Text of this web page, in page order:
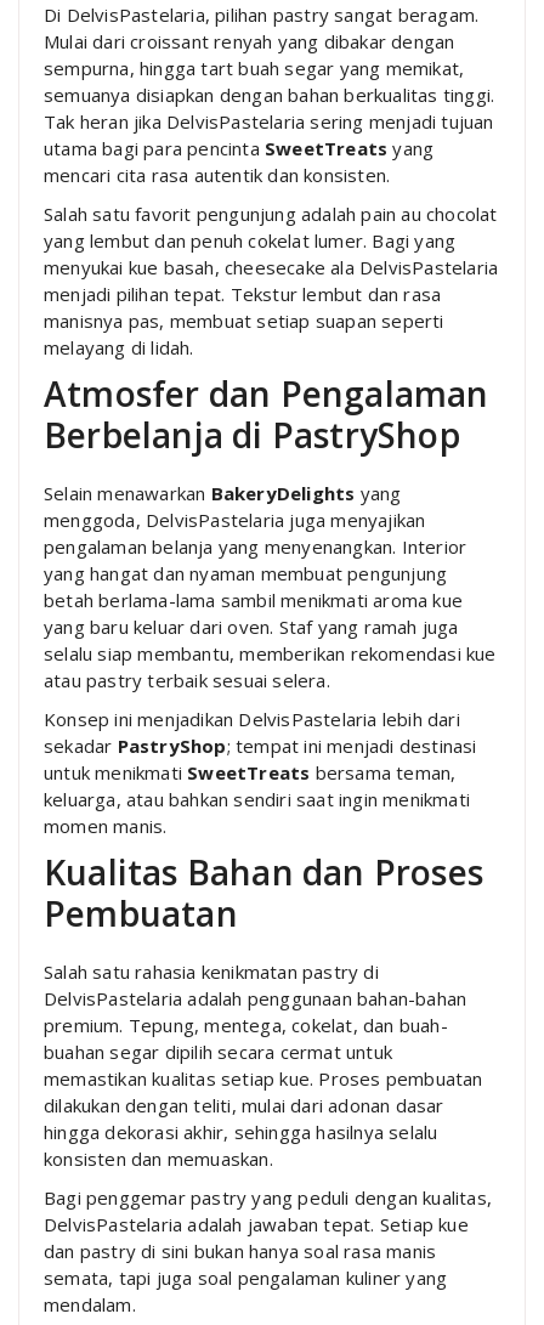
Di DelvisPastelaria, pilihan pastry sangat beragam.
Mulai dari croissant renyah yang dibakar dengan
sempurna, hingga tart buah segar yang memikat,
semuanya disiapkan dengan bahan berkualitas tinggi.
Tak heran jika DelvisPastelaria sering menjadi tujuan
utama bagi para pencinta SweetTreats yang
mencari cita rasa autentik dan konsisten.
Salah satu favorit pengunjung adalah pain au chocolat
yang lembut dan penuh cokelat lumer. Bagi yang
menyukai kue basah, cheesecake ala DelvisPastelaria
menjadi pilihan tepat. Tekstur lembut dan rasa
manisnya pas, membuat setiap suapan seperti
melayang di lidah.
Atmosfer dan Pengalaman
Berbelanja di PastryShop
Selain menawarkan BakeryDelights yang
menggoda, DelvisPastelaria juga menyajikan
pengalaman belanja yang menyenangkan. Interior
yang hangat dan nyaman membuat pengunjung
betah berlama-lama sambil menikmati aroma kue
yang baru keluar dari oven. Staf yang ramah juga
selalu siap membantu, memberikan rekomendasi kue
atau pastry terbaik sesuai selera.
Konsep ini menjadikan DelvisPastelaria lebih dari
sekadar PastryShop; tempat ini menjadi destinasi
untuk menikmati SweetTreats bersama teman,
keluarga, atau bahkan sendiri saat ingin menikmati
momen manis.
Kualitas Bahan dan Proses
Pembuatan
Salah satu rahasia kenikmatan pastry di
DelvisPastelaria adalah penggunaan bahan-bahan
premium. Tepung, mentega, cokelat, dan buah-
buahan segar dipilih secara cermat untuk
memastikan kualitas setiap kue. Proses pembuatan
dilakukan dengan teliti, mulai dari adonan dasar
hingga dekorasi akhir, sehingga hasilnya selalu
konsisten dan memuaskan.
Bagi penggemar pastry yang peduli dengan kualitas,
DelvisPastelaria adalah jawaban tepat. Setiap kue
dan pastry di sini bukan hanya soal rasa manis
semata, tapi juga soal pengalaman kuliner yang
mendalam.